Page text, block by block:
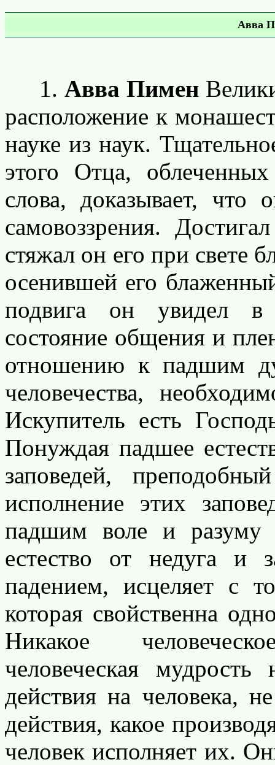
Авва
1. Авва Пимен
расположение к
науке из наук.
этого Отца,
слова, доказывает, что
самовоззрения.
стяжал он его при свете
осенившей его
подвига он увидел в
состояние общения и
отношению к падшим
человечества,
Искупитель есть
Понуждая падшее
заповедей,
исполнение этих
падшим воле и разуму
естество от недуга и
падением, исцеляет с
которая свойственна
Никакое
человеческая
действия на человека,
действия, какое
человек исполняет их.